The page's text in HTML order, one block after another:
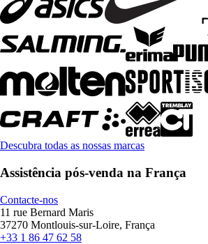
Descubra todas as nossas marcas
Assistência pós-venda na França
Contacte-nos
11 rue Bernard Maris
37270 Montlouis-sur-Loire, França
+33 1 86 47 62 58